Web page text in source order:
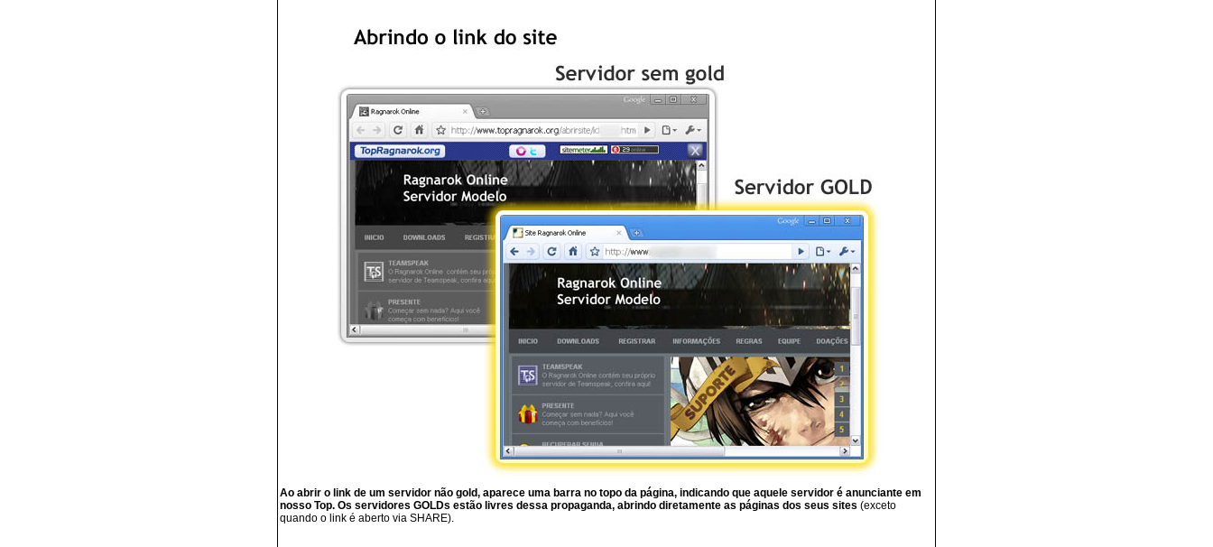
Ao abrir o link de um servidor não gold, aparece uma barra no topo da página, indicando que aquele servidor é anunciante em
nosso Top. Os servidores GOLDs estão livres dessa propaganda, abrindo diretamente as páginas dos seus sites (exceto
quando o link é aberto via SHARE).